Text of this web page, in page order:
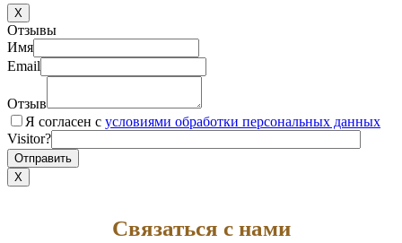
X
Отзывы
Имя
Email
Отзыв
Я согласен с условиями обработки персональных данных
Visitor?
X
Связаться с нами